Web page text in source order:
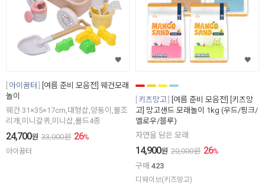
아이꿈터
[여름 준비 모음전] 웨건모래
놀이
웨건 31×35×17cm,대형삽,양동이,물조
리개,미니갈퀴,미니삽,몰드4종
24,700원 33,000원 26%
아이꿈터
키즈망고
[여름 준비 모음전] [키즈망
고] 망고샌드 모래놀이 1kg (우드/핑크/
옐로우/블루)
자연을 담은 모래
14,900원 20,000원 26%
구매 423
디웨이브(키즈망고)